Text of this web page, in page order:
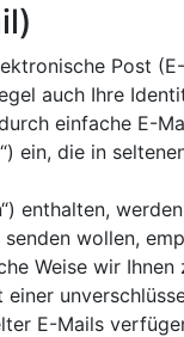
Post
auch Ihre
einfache E-
ein, die in
enthalten,
wollen,
Weise wir
E-Mails